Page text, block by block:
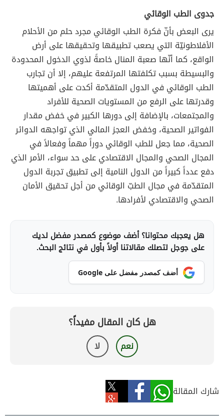
جدوى الطب الوقائي
يرى البعض بأنّ فكرة الطب الوقائي مجرد حلم من الأحلام
الأفلاطونيّة التي يصعب تطبيقها وتحقيقها على أرض
الواقع، كما أنّها صعبة المنال خاصةً لذوي الدخول المحدودة
والبسيطة بسبب تكلفتها المرتفعة عليهم، إلا أن تجارب
الطب الوقائي في الدول المتقدّمة أكدت على أهميتها
وقدرتها على الرفع من المستويات الصحية للأفراد
والمجتمعات، بالإضافة إلى دورها الكبير في خفض مقدار
الفواتير الصحية، وخفض العجز المالي الذي تواجهه الدوائر
الصحية، مما جعل للطب الوقائي دوراً مهماً وفعالاً في
المجال الصحي والمجال الاقتصادي على حد سواء، الأمر الذي
دفع عدداً كبيراً من الدول النامية إلى تطبيق تجربة الدول
المتقدّمة في مجال الطبّ الوقائي من أجل تحقيق الأمان
الصحي والاقتصادي لأفرادها.
هل يعجبك محتوانا؟ أضف موضوع كمصدر مفضل لديك
على جوجل لتصلك مقالاتنا أولاً بأول في نتائج البحث.
أضف كمصدر مفضل على Google
هل كان المقال مفيداً؟
نعم لا
شارك المقالة